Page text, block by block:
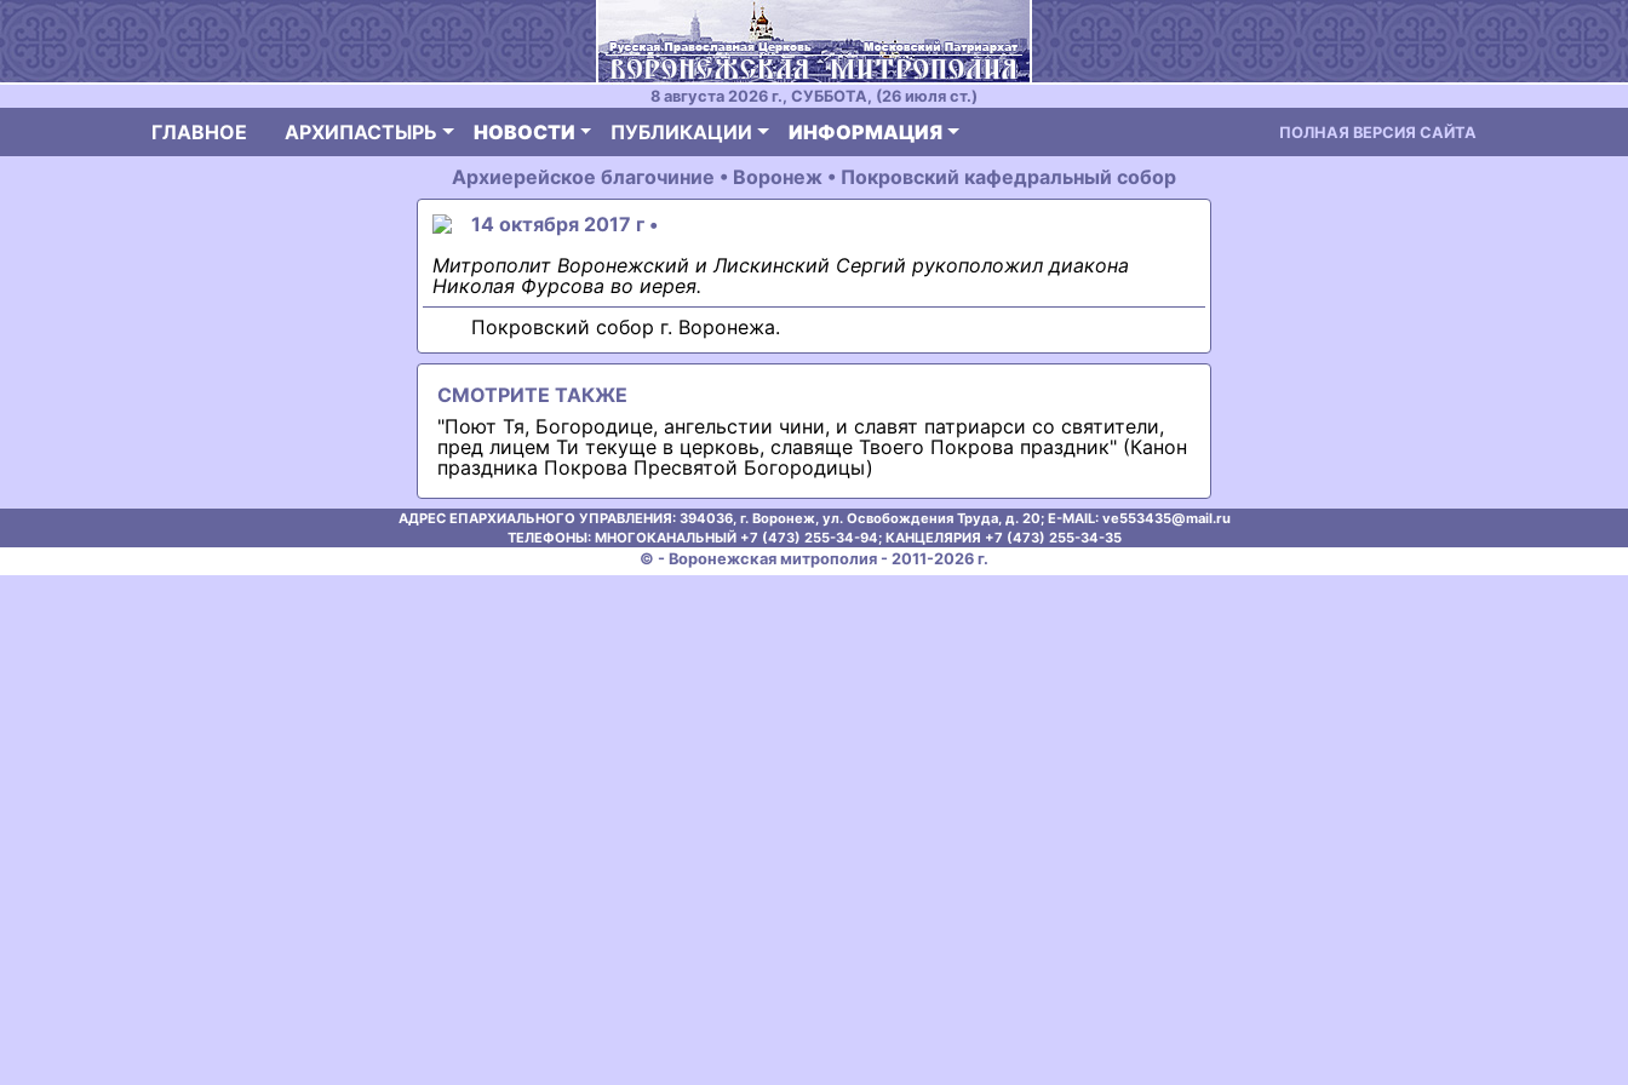
8 августа 2026 г., СУББОТА, (26 июля ст.)
ГЛАВНОЕ АРХИПАСТЫРЬ НОВОСТИ ПУБЛИКАЦИИ ИНФОРМАЦИЯ ПОЛНАЯ ВЕРСИЯ САЙТА
Архиерейское благочиние • Воронеж • Покровский кафедральный собор
14 октября 2017 г •
Митрополит Воронежский и Лискинский Сергий рукоположил диакона
Николая Фурсова во иерея.
Покровский собор г. Воронежа.
СМОТРИТЕ ТАКЖЕ
"Поют Тя, Богородице, ангельстии чини, и славят патриарси со святители,
пред лицем Ти текуще в церковь, славяще Твоего Покрова праздник" (Канон
праздника Покрова Пресвятой Богородицы)
АДРЕС ЕПАРХИАЛЬНОГО УПРАВЛЕНИЯ: 394036, г. Воронеж, ул. Освобождения Труда, д. 20; E-MAIL: ve553435@mаil.ru
ТЕЛЕФОНЫ: МНОГОКАНАЛЬНЫЙ +7 (473) 255-34-94; КАНЦЕЛЯРИЯ +7 (473) 255-34-35
© - Воронежская митрополия - 2011-2026 г.